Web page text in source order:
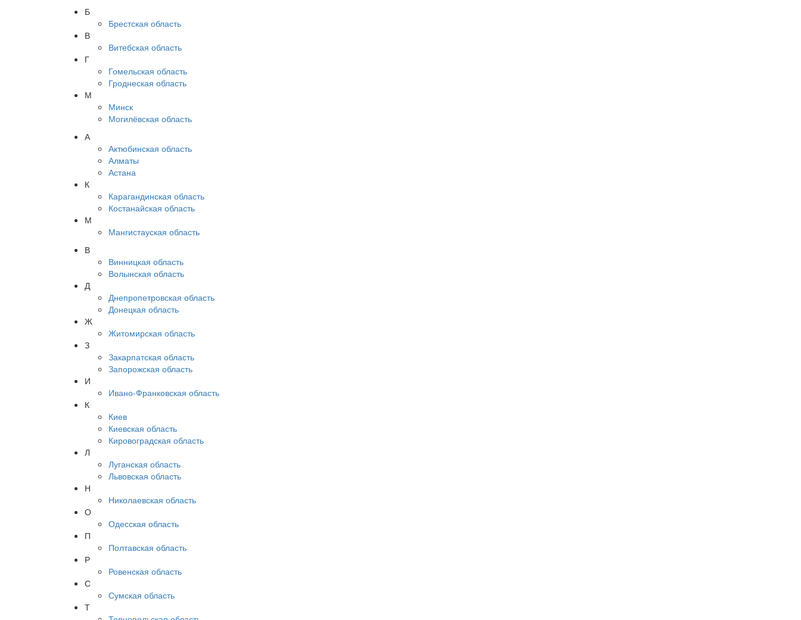
Б
Брестская область
В
Витебская область
Г
Гомельская область
Гроднеская область
М
Минск
Могилёвская область
А
Актюбинская область
Алматы
Астана
К
Карагандинская область
Костанайская область
М
Мангистауская область
В
Винницкая область
Волынская область
Д
Днепропетровская область
Донецкая область
Ж
Житомирская область
З
Закарпатская область
Запорожская область
И
Ивано-Франковская область
К
Киев
Киевская область
Кировоградская область
Л
Луганская область
Львовская область
Н
Николаевская область
О
Одесская область
П
Полтавская область
Р
Ровенская область
С
Сумская область
Т